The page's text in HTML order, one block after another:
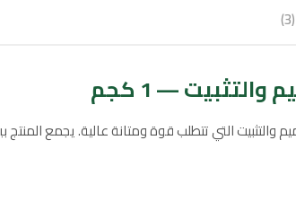
— 1 كجم
التي تتطلب قوة ومتانة عالية. يجمع المنتج